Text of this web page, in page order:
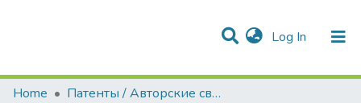
Log In (current)
Communities & Collections
All of DSpace
Home
Патенты / Авторские свидетельства